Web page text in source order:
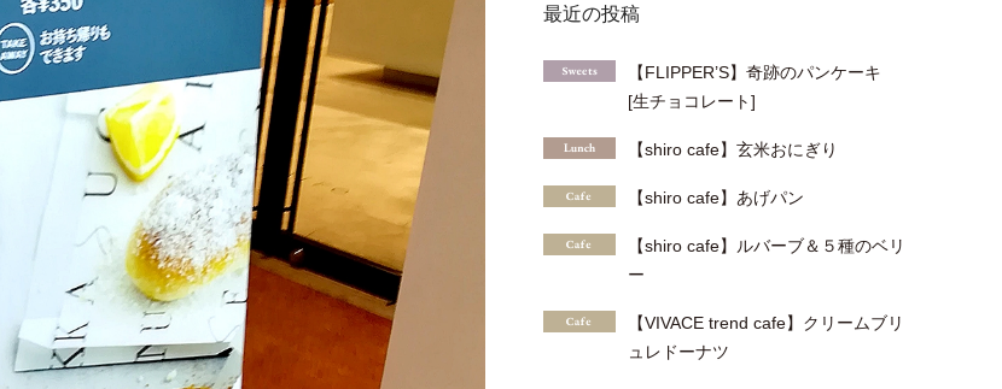
最近の投稿
【FLIPPER’S】奇跡のパンケーキ
[生チョコレート]
【shiro cafe】玄米おにぎり
【shiro cafe】あげパン
【shiro cafe】ルバーブ＆５種のベリ
ー
【VIVACE trend cafe】クリームブリ
ュレドーナツ